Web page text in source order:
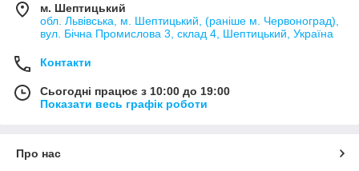
м. Шептицький
обл. Львівська, м. Шептицький, (раніше м. Червоноград),
вул. Бічна Промислова 3, склад 4, Шептицький, Україна
Контакти
Сьогодні працює з 10:00 до 19:00
Показати весь графік роботи
Про нас